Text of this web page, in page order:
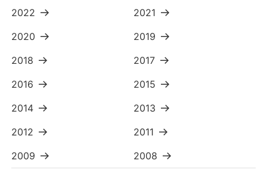
2022
2021
2020
2019
2018
2017
2016
2015
2014
2013
2012
2011
2009
2008